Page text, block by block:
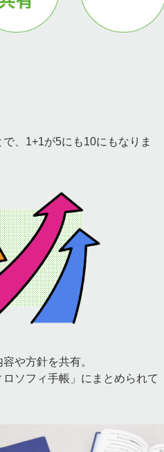
制度・環境を知る
、1+1が5にも10にもなりま
や方針を共有。
ソフィ手帳」にまとめられて